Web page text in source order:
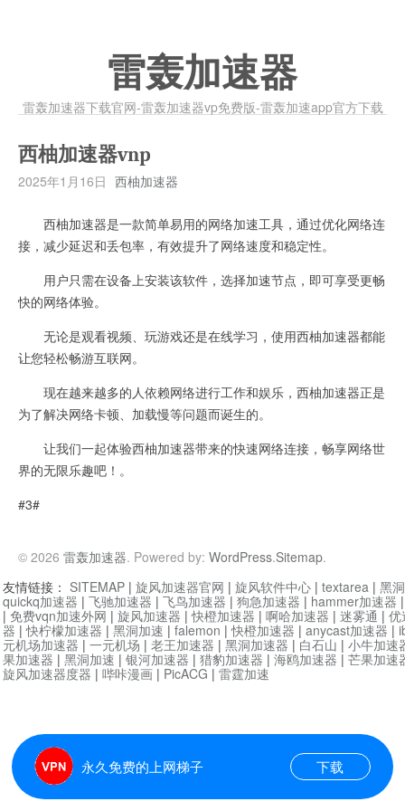
雷轰加速器
雷轰加速器下载官网-雷轰加速器vp免费版-雷轰加速app官方下载
西柚加速器vnp
2025年1月16日 西柚加速器
西柚加速器是一款简单易用的网络加速工具，通过优化网络连
接，减少延迟和丢包率，有效提升了网络速度和稳定性。
用户只需在设备上安装该软件，选择加速节点，即可享受更畅
快的网络体验。
无论是观看视频、玩游戏还是在线学习，使用西柚加速器都能
让您轻松畅游互联网。
现在越来越多的人依赖网络进行工作和娱乐，西柚加速器正是
为了解决网络卡顿、加载慢等问题而诞生的。
让我们一起体验西柚加速器带来的快速网络连接，畅享网络世
界的无限乐趣吧！。
#3#
© 2026 雷轰加速器. Powered by: WordPress.Sitemap.
永久免费的上网梯子 下载
友情链接： SITEMAP | 旋风加速器官网 | 旋风软件中心 | textarea | 黑
quickq加速器 | 飞驰加速器 | 飞鸟加速器 | 狗急加速器 | hammer加速器
| 免费vqn加速外网 | 旋风加速器 |快橙加速器 | 啊哈加速器 | 迷雾通 | 优
器 |快柠檬加速器 | 黑洞加速 | falemon |快橙加速器 | anycast加速器 |
元机场加速器 | 一元机场 | 老王加速器 | 黑洞加速器 | 白石山 | 小牛加速
果加速器 | 黑洞加速 | 银河加速器 | 猎豹加速器 | 海鸥加速器 | 芒果加速
旋风加速器度器 | 哔咔漫画 | PicACG | 雷霆加速